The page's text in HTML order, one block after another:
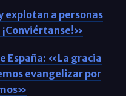
explotan a personas
España: «La gracia
evangelizar por